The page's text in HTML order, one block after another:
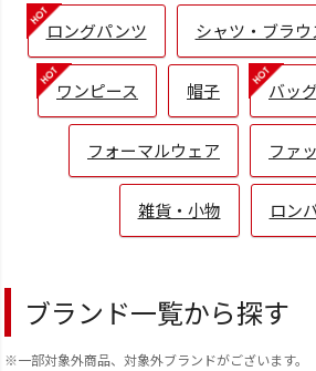
ロングパンツ シャツ・ブラウ
ワンピース 帽子 バッ
フォーマルウェア ファ
雑貨・小物 ロン
ブランド一覧から探す
※一部対象外商品、対象外ブランドがございます。